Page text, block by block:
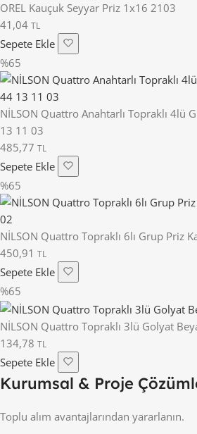
OREL Kauçuk Seyyar Priz 1x16 2103
41,04 TL
Sepete Ekle
%65
NİLSON Quattro Anahtarlı Topraklı 4lü
13 11 03
485,77 TL
Sepete Ekle
%65
NİLSON Quattro Topraklı 6lı Grup Priz
450,91 TL
Sepete Ekle
%65
NİLSON Quattro Topraklı 3lü Golyat
134,78 TL
Sepete Ekle
Kurumsal & Proje
Toplu alım avantajlarından yararlanın.